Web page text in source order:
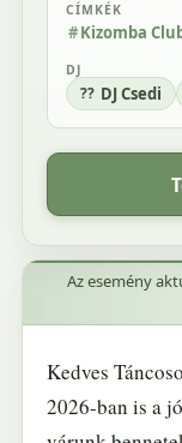
CÍMKÉK
Kizomba
DJ
DJ Csedi
Az esemény
Kedves
2026-ban is a